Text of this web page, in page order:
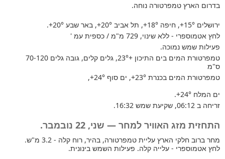
בדרום הארץ טמפרטורה נוחה.
ירושלים +15°, חיפה +18°, תל אביב +20°, באר שבע +20°
.
לחץ אטמוספרי - ללא שינוי, 729 מ"מ / כספית עמ '
פעילות שמש נמוכה.
טמפרטורת המים בים התיכון +23°
, גלים קלים, גובה גלים 70-120
ס"מ
טמפרטורת המים בכנרת +23°, ים סוף +24°
,
ים המלח +24°
.
זריחה ב 06:12, שקיעת שמש 16:32.
התחזית מזג האוויר למחר — שני, 22 נובמבר.
מחר ברוב חלקי הארץ עליית טמפרטורה, בהיר, רוח קלה - 3.2 מ"ש.
לחץ אטמוספרי - עלייה קלה. פעילות השמש בינונית.